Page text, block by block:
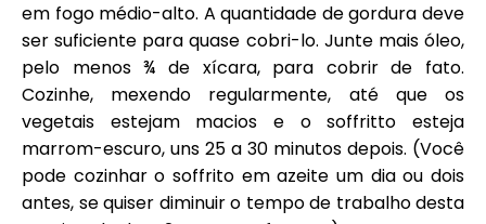
em fogo médio-alto. A quantidade de gordura deve
ser suficiente para quase cobri-lo. Junte mais óleo,
pelo menos ¾ de xícara, para cobrir de fato.
Cozinhe, mexendo regularmente, até que os
vegetais estejam macios e o soffritto esteja
marrom-escuro, uns 25 a 30 minutos depois. (Você
pode cozinhar o soffrito em azeite um dia ou dois
antes, se quiser diminuir o tempo de trabalho desta